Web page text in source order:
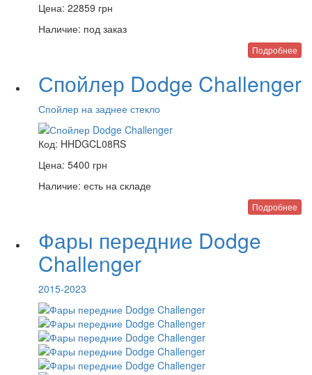
Цена: 22859 грн
Наличие: под заказ
Подробнее
Спойлер Dodge Challenger
Спойлер на заднее стекло
Код: HHDGCL08RS
Цена: 5400 грн
Наличие: есть на складе
Подробнее
Фары передние Dodge
Challenger
2015-2023